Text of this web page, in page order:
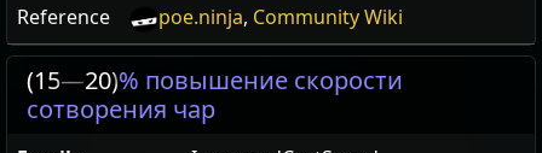
Reference
poe.ninja, Community Wiki
(15—20)% повышение скорости
сотворения чар